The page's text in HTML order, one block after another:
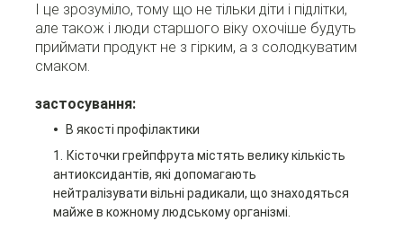
І це зрозуміло, тому що не тільки діти і підлітки,
але також і люди старшого віку охочіше будуть
приймати продукт не з гірким, а з солодкуватим
смаком.
застосування:
В якості профілактики
Кісточки грейпфрута містять велику кількість
антиоксидантів, які допомагають
нейтралізувати вільні радикали, що знаходяться
майже в кожному людському організмі.